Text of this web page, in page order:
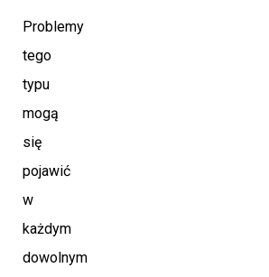
Problemy
tego
typu
mogą
się
pojawić
w
każdym
dowolnym